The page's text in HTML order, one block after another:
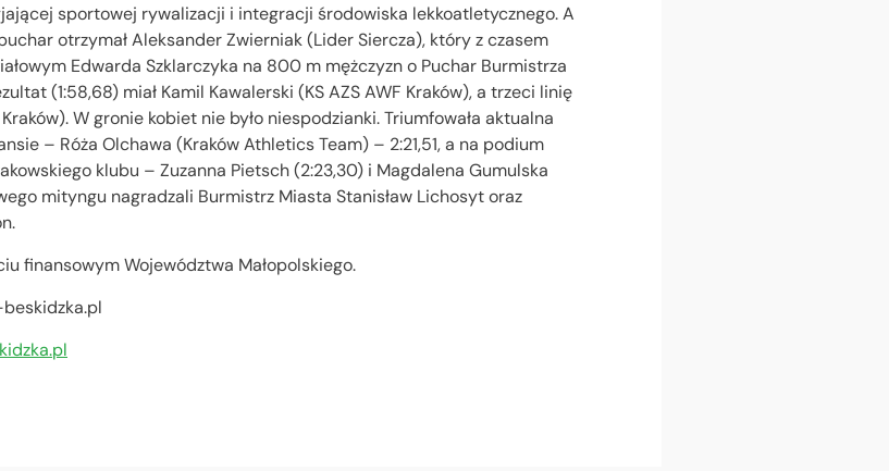
sportowej rywalizacji i integracji środowiska lekkoatletycznego. A
otrzymał Aleksander Zwierniak (Lider Siercza), który z czasem
Edwarda Szklarczyka na 800 m mężczyzn o Puchar Burmistrza
(1:58,68) miał Kamil Kawalerski (KS AZS AWF Kraków), a trzeci linię
W gronie kobiet nie było niespodzianki. Triumfowała aktualna
– Róża Olchawa (Kraków Athletics Team) – 2:21,51, a na podium
klubu – Zuzanna Pietsch (2:23,30) i Magdalena Gumulska
mityngu nagradzali Burmistrz Miasta Stanisław Lichosyt oraz
finansowym Województwa Małopolskiego.